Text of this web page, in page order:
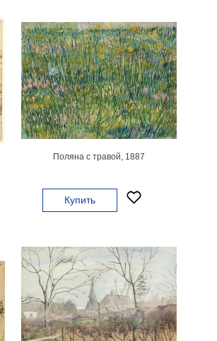
Поляна с травой, 1887
Купить